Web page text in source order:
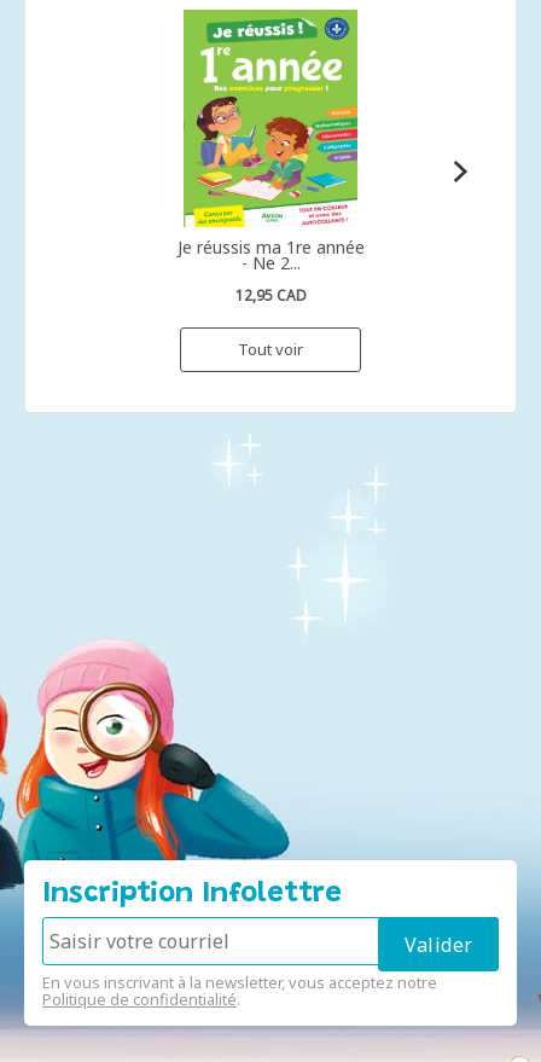
Je réussis ma 1re année
- Ne 2...
12,95 CAD
Tout voir
Inscription Infolettre
En vous inscrivant à la newsletter, vous acceptez notre
Politique de confidentialité.